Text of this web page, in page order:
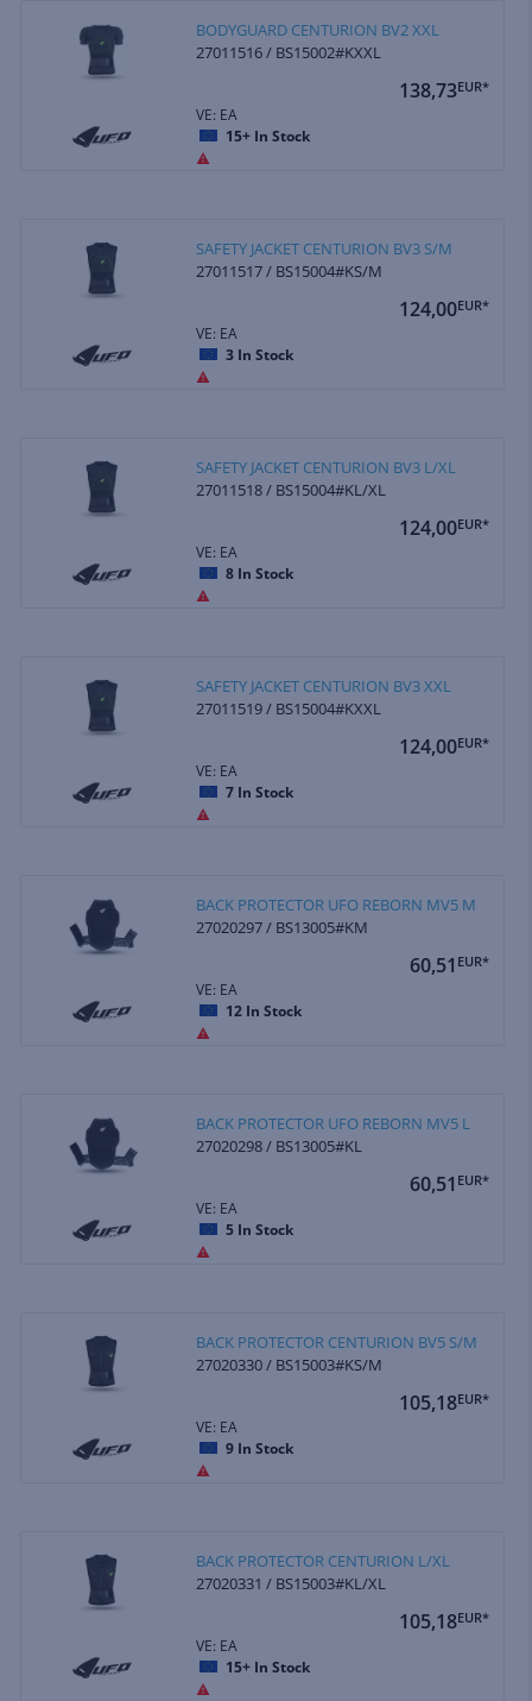
BODYGUARD CENTURION BV2 XXL
27011516 / BS15002#KXXL
138,73EUR*
VE: EA
15+ In Stock
SAFETY JACKET CENTURION BV3 S/M
27011517 / BS15004#KS/M
124,00EUR*
VE: EA
3 In Stock
SAFETY JACKET CENTURION BV3 L/XL
27011518 / BS15004#KL/XL
124,00EUR*
VE: EA
8 In Stock
SAFETY JACKET CENTURION BV3 XXL
27011519 / BS15004#KXXL
124,00EUR*
VE: EA
7 In Stock
BACK PROTECTOR UFO REBORN MV5 M
27020297 / BS13005#KM
60,51 EUR*
VE: EA
12 In Stock
BACK PROTECTOR UFO REBORN MV5 L
27020298 / BS13005#KL
60,51 EUR*
VE: EA
5 In Stock
BACK PROTECTOR CENTURION BV5 S/M
27020330 / BS15003#KS/M
105,18EUR*
VE: EA
9 In Stock
BACK PROTECTOR CENTURION L/XL
27020331 / BS15003#KL/XL
105,18EUR*
VE: EA
15+ In Stock